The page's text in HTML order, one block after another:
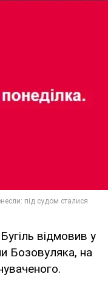
відмовив у
Бозовуляка, на